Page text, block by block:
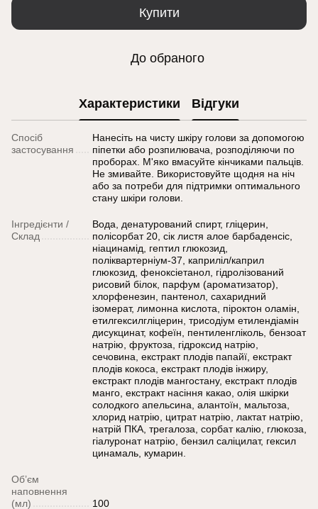
Купити
До обраного
Характеристики Відгуки
Спосіб
застосування
Нанесіть на чисту шкіру голови за допомогою
піпетки або розпилювача, розподіляючи по
проборах. М'яко вмасуйте кінчиками пальців.
Не змивайте. Використовуйте щодня на ніч
або за потреби для підтримки оптимального
стану шкіри голови.
Інгредієнти /
Склад
Вода, денатурований спирт, гліцерин,
полісорбат 20, сік листя алое барбаденсіс,
ніацинамід, гептил глюкозид,
поліквартерніум-37, каприліл/каприл
глюкозид, феноксіетанол, гідролізований
рисовий білок, парфум (ароматизатор),
хлорфенезин, пантенол, сахаридний
ізомерат, лимонна кислота, піроктон оламін,
етилгексилгліцерин, трисодіум етилендіамін
дисукцинат, кофеїн, пентиленгліколь, бензоат
натрію, фруктоза, гідроксид натрію,
сечовина, екстракт плодів папайї, екстракт
плодів кокоса, екстракт плодів інжиру,
екстракт плодів мангостану, екстракт плодів
манго, екстракт насіння какао, олія шкірки
солодкого апельсина, алантоїн, мальтоза,
хлорид натрію, цитрат натрію, лактат натрію,
натрій ПКА, трегалоза, сорбат калію, глюкоза,
гіалуронат натрію, бензил саліцилат, гексил
цинамаль, кумарин.
Об’єм
наповнення
(мл)
100